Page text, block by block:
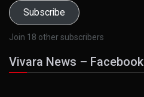
Subscribe
Join 18 other subscribers
Vivara News – Facebook